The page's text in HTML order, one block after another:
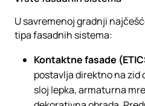
U savremenoj gradnji
tipa fasadnih sistema:
Kontaktne fasade
postavlja direktno na zid
sloj lepka, armaturna